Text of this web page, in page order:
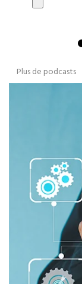
Plus de podcasts